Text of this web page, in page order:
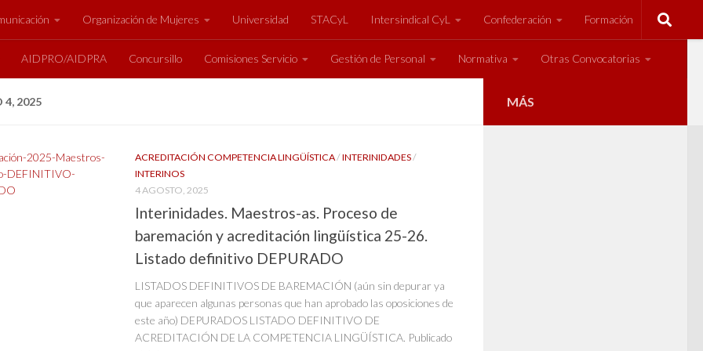
Organización de Mujeres Universidad STACyL Intersindical CyL Confederación Formación
AIDPRO/AIDPRA Concursillo Comisiones Servicio Gestión de Personal Normativa Otras Convocatorias
4, 2025
ACREDITACIÓN COMPETENCIA LINGÜÍSTICA/INTERINIDADES/
INTERINOS
4 AGOSTO, 2025
Interinidades. Maestros-as. Proceso de
baremación y acreditación lingüística 25-26.
Listado definitivo DEPURADO
LISTADOS DEFINITIVOS DE BAREMACIÓN (aún sin depurar ya
que aparecen algunas personas que han aprobado las oposiciones de
este año) DEPURADOS LISTADO DEFINITIVO DE
ACREDITACIÓN DE LA COMPETENCIA LINGÜÍSTICA. Publicado
MÁS